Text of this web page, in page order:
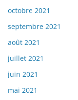
octobre 2021
septembre 2021
août 2021
juillet 2021
juin 2021
mai 2021